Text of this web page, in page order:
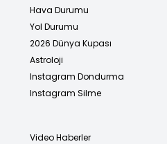
Hava Durumu
Yol Durumu
2026 Dünya Kupası
Astroloji
Instagram Dondurma
Instagram Silme
Video Haberler